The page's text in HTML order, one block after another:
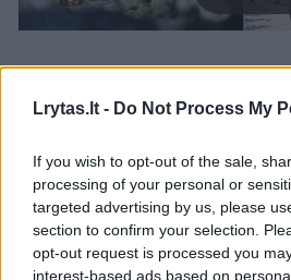
Lrytas.lt - Do Not Process My
If you wish to opt-out of the sale,
processing of your personal or
targeted advertising by us, please
section to confirm your selection.
opt-out request is processed you
interest-based ads based on
K. D. Prunskienei
laidotuvės. Su velione
šermenyse trečiadienį
vadovai – Seimo
ministrai. Prezidentas
neatvyko, nes dirba